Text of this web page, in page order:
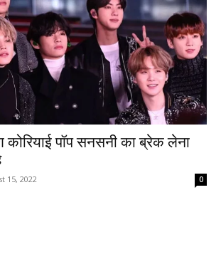
कोरियाई पॉप सनसनी का ब्रेक लेना
15, 2022 0